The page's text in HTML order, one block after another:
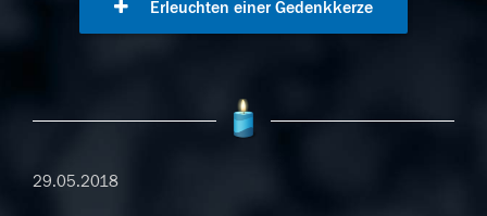
Erleuchten einer Gedenkkerze
29.05.2018